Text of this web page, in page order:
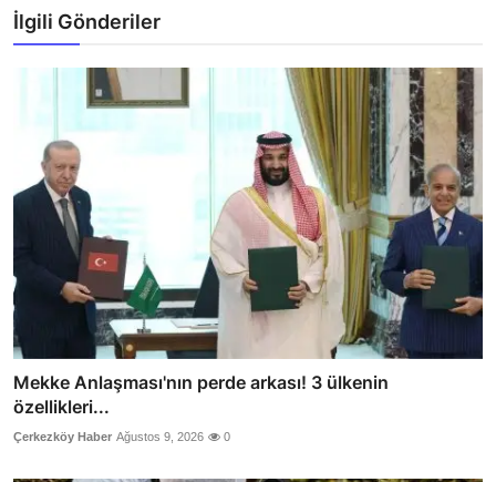
İlgili Gönderiler
Mekke Anlaşması'nın perde arkası! 3 ülkenin
özellikleri...
Çerkezköy Haber Ağustos 9, 2026 0